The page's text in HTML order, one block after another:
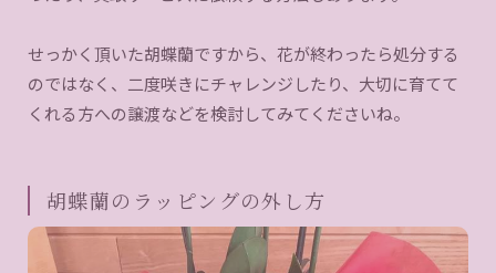
せっかく頂いた胡蝶蘭ですから、花が終わったら処分する
のではなく、二度咲きにチャレンジしたり、大切に育てて
くれる方への譲渡などを検討してみてくださいね。
胡蝶蘭のラッピングの外し方